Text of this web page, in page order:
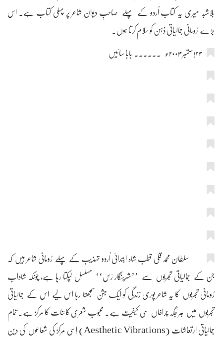
بلاشبہ میری یہ کتاب اُردو کے پہلے صاحبِ دیوان شاعر پر پہلی کتاب ہے۔ اس
بڑے رُومانی جمالیاتی ذہن کو سلام کرتا ہوں۔
۲۳!ستمبر ۲۰۰۳ء ۔۔۔۔۔۔ بابا سائیں
سلطان محمد قلی قطب شاہ ابتدائی اُردو تہذیب کے پہلے رُومانی شاعر ہیں کہ
جن کے جمالیاتی تجربوں سے ’’شرینگار رَس‘‘ مسلسل ٹپکتا رہا ہے، چونکہ شاداب
رُومانی تجربوں کا یہ شاعر پوری زندگی کو ایک جشن سمجھتا رہا اس لیے اس کے جمالیاتی
تجربوں میں ہر جگہ چراغاں سی کیفیت ہے۔ محبوب شعری کائنات کا مرکز ہے۔ تمام
جمالیاتی ارتعاشات (Aesthetic Vibrations) اِسی مرکز کی شعاعوں کی دین